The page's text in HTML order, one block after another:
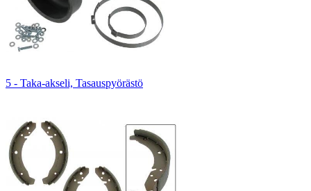
5 - Taka-akseli, Tasauspyörästö